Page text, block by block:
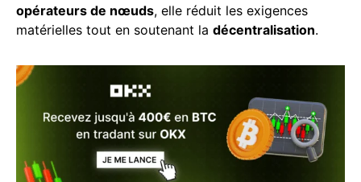
opérateurs de nœuds, elle réduit les exigences
matérielles tout en soutenant la décentralisation.